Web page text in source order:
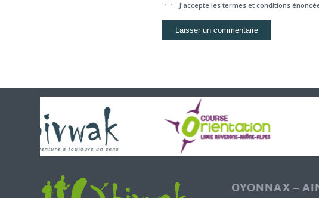
J'accepte les termes et conditions
OYONNAX –